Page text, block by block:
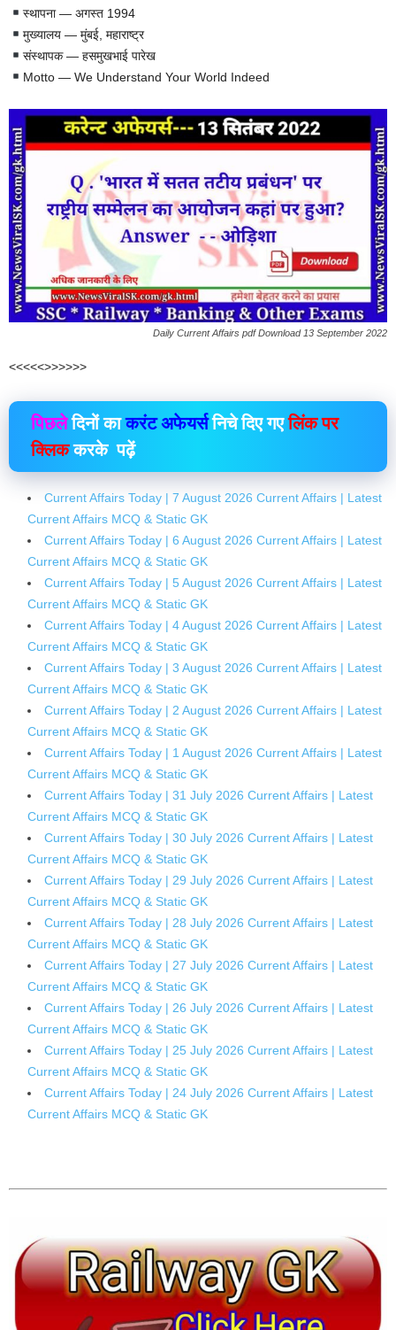
स्थापना — अगस्त 1994
मुख्यालय — मुंबई, महाराष्ट्र
संस्थापक — हसमुखभाई पारेख
Motto — We Understand Your World Indeed
Daily Current Affairs pdf Download 13 September 2022
<<<<<>>>>>>
पिछलेदिनों काकरंट अफेयर्सनिचे दिए गएलिंक पर
क्लिककरके पढ़ें
Current Affairs Today | 7 August 2026 Current Affairs | Latest
Current Affairs MCQ & Static GK
Current Affairs Today | 6 August 2026 Current Affairs | Latest
Current Affairs MCQ & Static GK
Current Affairs Today | 5 August 2026 Current Affairs | Latest
Current Affairs MCQ & Static GK
Current Affairs Today | 4 August 2026 Current Affairs | Latest
Current Affairs MCQ & Static GK
Current Affairs Today | 3 August 2026 Current Affairs | Latest
Current Affairs MCQ & Static GK
Current Affairs Today | 2 August 2026 Current Affairs | Latest
Current Affairs MCQ & Static GK
Current Affairs Today | 1 August 2026 Current Affairs | Latest
Current Affairs MCQ & Static GK
Current Affairs Today | 31 July 2026 Current Affairs | Latest
Current Affairs MCQ & Static GK
Current Affairs Today | 30 July 2026 Current Affairs | Latest
Current Affairs MCQ & Static GK
Current Affairs Today | 29 July 2026 Current Affairs | Latest
Current Affairs MCQ & Static GK
Current Affairs Today | 28 July 2026 Current Affairs | Latest
Current Affairs MCQ & Static GK
Current Affairs Today | 27 July 2026 Current Affairs | Latest
Current Affairs MCQ & Static GK
Current Affairs Today | 26 July 2026 Current Affairs | Latest
Current Affairs MCQ & Static GK
Current Affairs Today | 25 July 2026 Current Affairs | Latest
Current Affairs MCQ & Static GK
Current Affairs Today | 24 July 2026 Current Affairs | Latest
Current Affairs MCQ & Static GK